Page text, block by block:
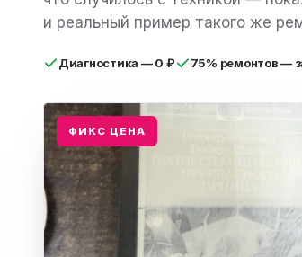
Бытовая техника
Аудиотехника
Электротранспорт
Электроинструмент
и реальный пример такого же
Диагностика — 0 ₽ 75% ремонтов —
ФИКС ЦЕНА